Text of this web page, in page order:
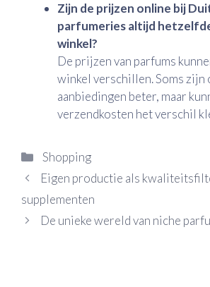
Zijn de prijzen online bij
parfumeries altijd
winkel?
De prijzen van parfums
winkel verschillen. Soms zijn
aanbiedingen beter, maar
verzendkosten het verschil
Categorieën
Shopping
Eigen productie als
supplementen
De unieke wereld van niche